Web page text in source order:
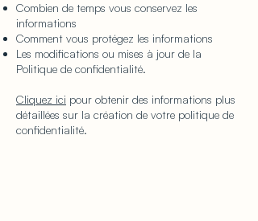
Combien de temps vous conservez les
informations
Comment vous protégez les informations
Les modifications ou mises à jour de la
Politique de confidentialité.
Cliquez ici pour obtenir des informations plus
détaillées sur la création de votre politique de
confidentialité.